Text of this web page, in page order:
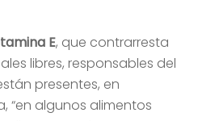
E, que contrarresta
libres, responsables del
presentes, en
“en algunos alimentos